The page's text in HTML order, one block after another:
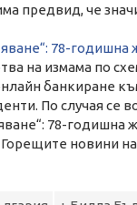
предвид, че
78-
на измама по
банкиране
По случая се
78-
новини